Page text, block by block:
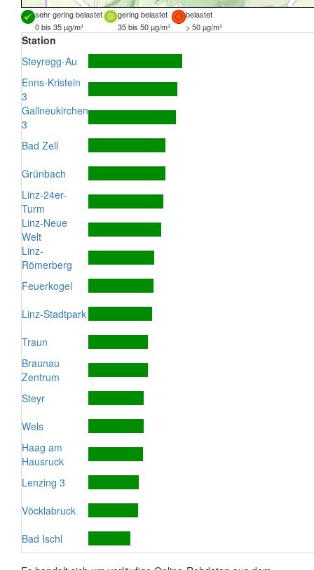
sehr gering belastet gering belastet
belastet
0 bis 35 µg/m³
35 bis 50 µg/m³ > 50 µg/m³
Station
Steyregg-Au
Enns-Kristein
3
Gallneukirchen
3
Bad Zell
Grünbach
Linz-24er-
Turm
Linz-Neue
Welt
Linz-
Römerberg
Feuerkogel
Linz-Stadtpark
Traun
Braunau
Zentrum
Steyr
Wels
Haag am
Hausruck
Lenzing 3
Vöcklabruck
Bad Ischl